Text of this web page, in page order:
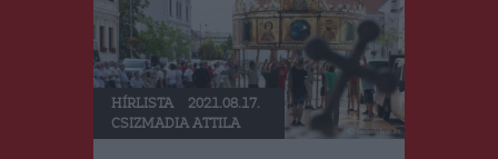
HÍRLISTA
2021.08.17.
CSIZMADIA ATTILA